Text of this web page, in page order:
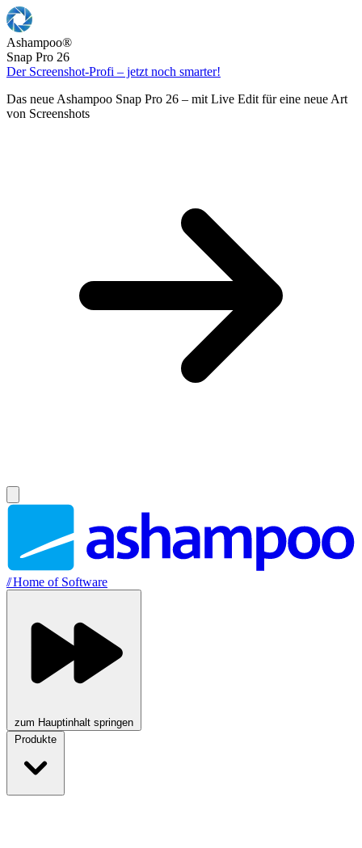
Ashampoo®
Snap Pro 26
Der Screenshot-Profi – jetzt noch smarter!
Das neue Ashampoo Snap Pro 26 – mit Live Edit für eine neue Art
von Screenshots
//Home of Software
zum Hauptinhalt springen
Produkte